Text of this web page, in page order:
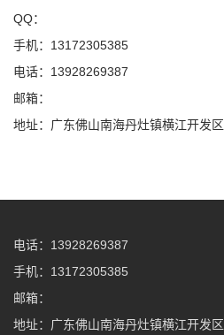
QQ：
手机：13172305385
电话：13928269387
邮箱：
地址：广东佛山南海丹灶镇横江开发区
电话：13928269387
手机：13172305385
邮箱：
地址：广东佛山南海丹灶镇横江开发区